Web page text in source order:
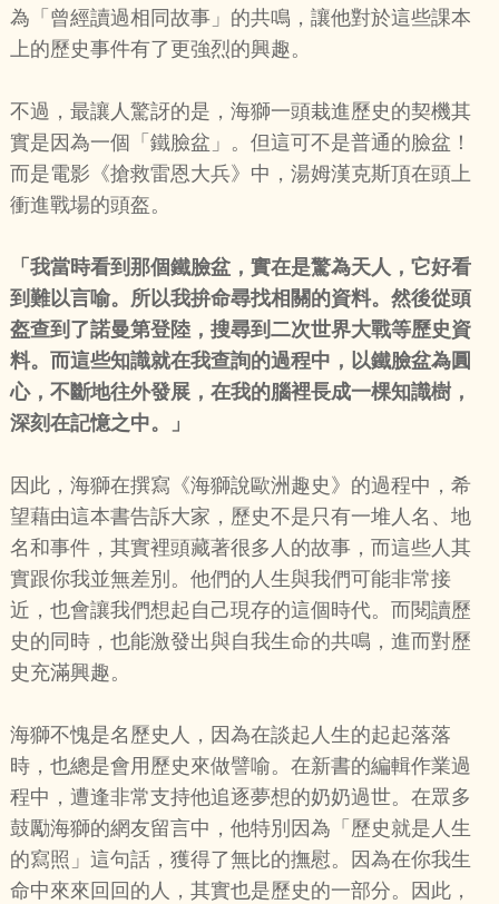
為「曾經讀過相同故事」的共鳴，讓他對於這些課本
上的歷史事件有了更強烈的興趣。
不過，最讓人驚訝的是，海獅一頭栽進歷史的契機其
實是因為一個「鐵臉盆」。但這可不是普通的臉盆！
而是電影《搶救雷恩大兵》中，湯姆漢克斯頂在頭上
衝進戰場的頭盔。
「我當時看到那個鐵臉盆，實在是驚為天人，它好看
到難以言喻。所以我拚命尋找相關的資料。然後從頭
盔查到了諾曼第登陸，搜尋到二次世界大戰等歷史資
料。而這些知識就在我查詢的過程中，以鐵臉盆為圓
心，不斷地往外發展，在我的腦裡長成一棵知識樹，
深刻在記憶之中。」
因此，海獅在撰寫《海獅說歐洲趣史》的過程中，希
望藉由這本書告訴大家，歷史不是只有一堆人名、地
名和事件，其實裡頭藏著很多人的故事，而這些人其
實跟你我並無差別。他們的人生與我們可能非常接
近，也會讓我們想起自己現存的這個時代。而閱讀歷
史的同時，也能激發出與自我生命的共鳴，進而對歷
史充滿興趣。
海獅不愧是名歷史人，因為在談起人生的起起落落
時，也總是會用歷史來做譬喻。在新書的編輯作業過
程中，遭逢非常支持他追逐夢想的奶奶過世。在眾多
鼓勵海獅的網友留言中，他特別因為「歷史就是人生
的寫照」這句話，獲得了無比的撫慰。因為在你我生
命中來來回回的人，其實也是歷史的一部分。因此，